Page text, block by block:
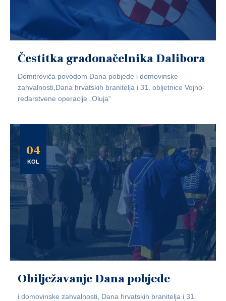
Čestitka gradonačelnika Dalibora
Domitrovića povodom Dana pobjede i domovinske
zahvalnosti,Dana hrvatskih branitelja i 31. obljetnice Vojno-
redarstvene operacije „Oluja“
04
KOL
Obilježavanje Dana pobjede
i domovinske zahvalnosti, Dana hrvatskih branitelja i 31.